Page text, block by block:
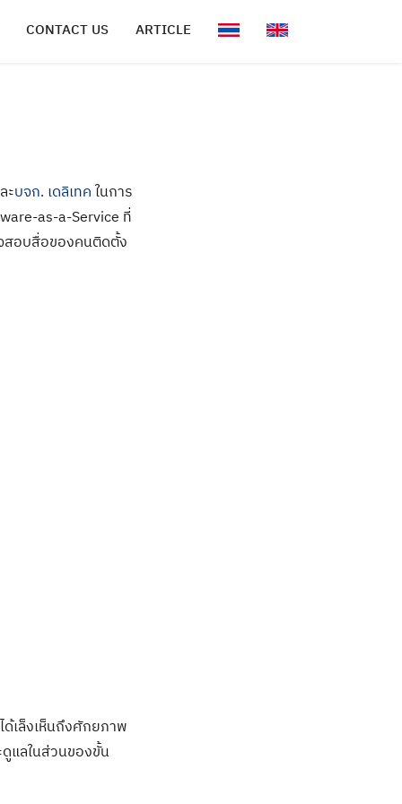
CONTACT US ARTICLE
ะบจก. เดลิเทคในการ
as-a-Service ที่
สอบสื่อของคนติดตั้ง
ด้เล็งเห็นถึงศักยภาพ
ดูแลในส่วนของขั้น